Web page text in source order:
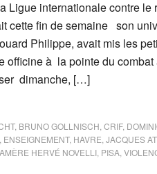
Ligue internationale contre le
cette fin de semaine son
Philippe, avait mis les
officine à la pointe du combat
dimanche, […]
, BRUNO GOLLNISCH CRIF,
ENSEIGNEMENT, HAVRE JACQUES
HERVÉ NOVELLI PISA